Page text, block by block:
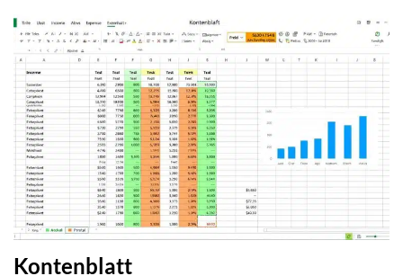
Kontenblatt